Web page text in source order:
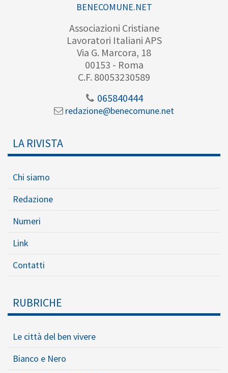
BENECOMUNE.NET
Associazioni Cristiane
Lavoratori Italiani APS
Via G. Marcora, 18
00153 - Roma
C.F. 80053230589
065840444
redazione@benecomune.net
LA RIVISTA
Chi siamo
Redazione
Numeri
Link
Contatti
RUBRICHE
Le città del ben vivere
Bianco e Nero